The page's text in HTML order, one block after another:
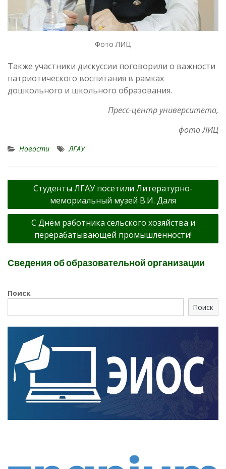
Фото ЛИЦ
Также участники дискуссии поговорили о важности
патриотического воспитания в рамках
дошкольного и школьного образования.
Пресс-центр университета,
фото ЛИЦ
Новости ЛГАУ
Навигация
записям
Студенты ЛГАУ посетили Литературно-
мемориальный музей В.И. Даля
С Днём работника сельского хозяйства и
перерабатывающей промышленности!
Сведения об образовательной организации
Поиск
Поиск